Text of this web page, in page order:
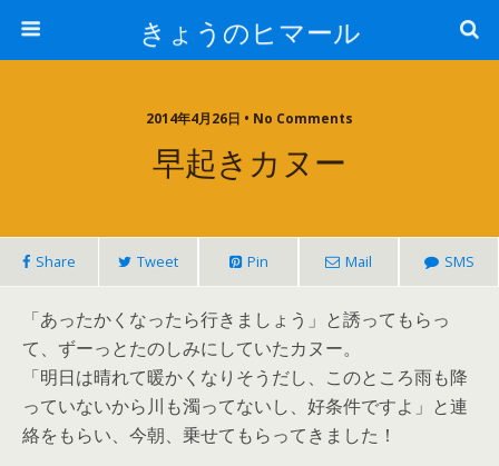
きょうのヒマール
2014年4月26日 • No Comments
早起きカヌー
Share Tweet Pin Mail SMS
「あったかくなったら行きましょう」と誘ってもらっ
て、ずーっとたのしみにしていたカヌー。
「明日は晴れて暖かくなりそうだし、このところ雨も降
っていないから川も濁ってないし、好条件ですよ」と連
絡をもらい、今朝、乗せてもらってきました！